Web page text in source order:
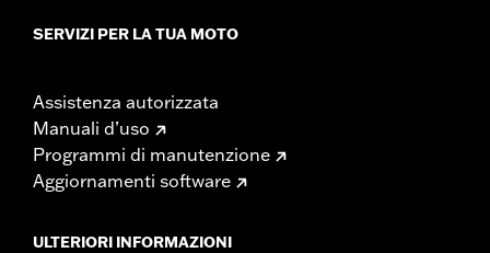
SERVIZI PER LA TUA MOTO
Assistenza autorizzata
Manuali d’uso
Programmi di manutenzione
Aggiornamenti software
ULTERIORI INFORMAZIONI